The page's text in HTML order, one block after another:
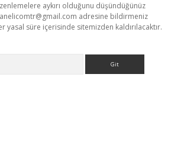
aykırı olduğunu düşündüğünüz
adresine bildirmeniz
yasal süre içerisinde sitemizden kaldırılacaktır.